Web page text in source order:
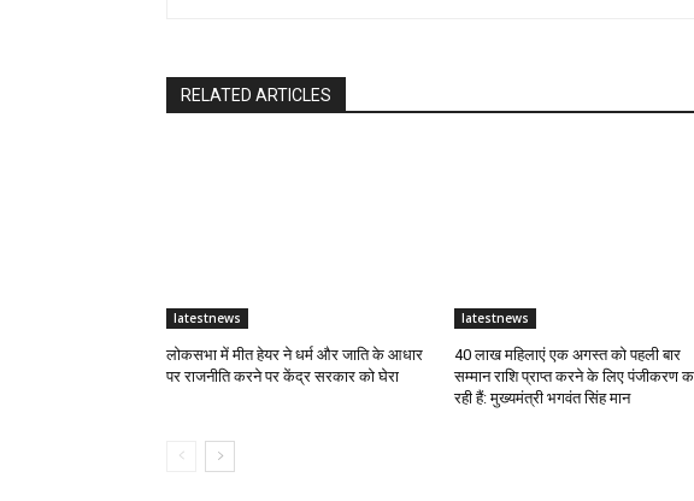
RELATED ARTICLES
latestnews
लोकसभा में मीत हेयर ने धर्म और जाति के आधार
पर राजनीति करने पर केंद्र सरकार को घेरा
latestnews
40 लाख महिलाएं एक अगस्त को पहली बार
सम्मान राशि प्राप्त करने के लिए पंजीकरण
रही हैं: मुख्यमंत्री भगवंत सिंह मान